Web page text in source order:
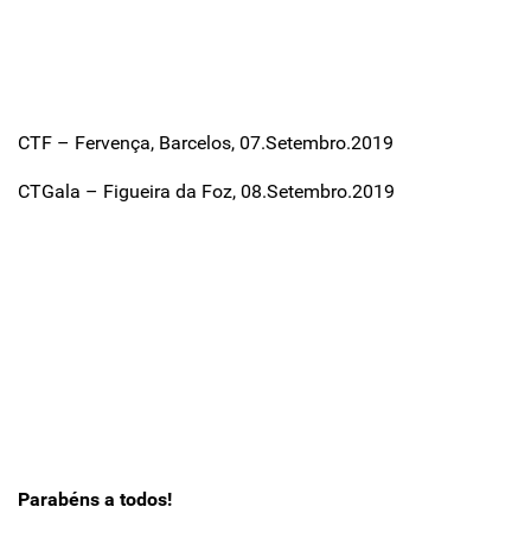
CTF – Fervença, Barcelos, 07.Setembro.2019
CTGala – Figueira da Foz, 08.Setembro.2019
Parabéns a todos!